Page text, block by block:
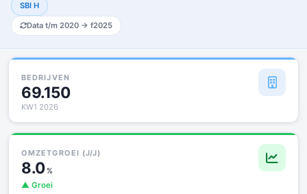
SBI H
Data t/m 2020 → f2025
BEDRIJVEN
69.150
KW1 2026
OMZETGROEI (J/J)
8.0%
▲ Groei